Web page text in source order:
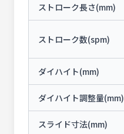
ストローク長さ(mm)
ストローク数(spm)
ダイハイト(mm)
ダイハイト調整量(mm)
スライド寸法(mm)